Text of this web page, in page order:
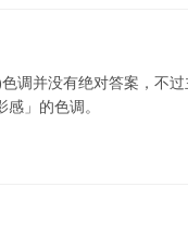
调并没有绝对答案，不
」的色调。